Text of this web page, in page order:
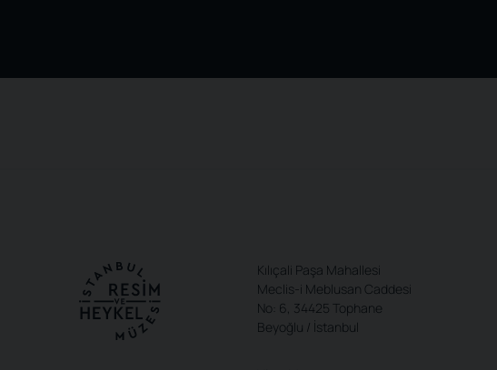
Kılıçali Paşa Mahallesi
Meclis-i Meblusan Caddesi
No: 6, 34425 Tophane
Beyoğlu / İstanbul